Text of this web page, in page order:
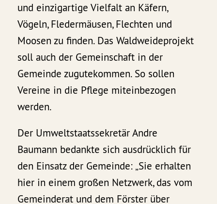
und einzigartige Vielfalt an Käfern,
Vögeln, Fledermäusen, Flechten und
Moosen zu finden. Das Waldweideprojekt
soll auch der Gemeinschaft in der
Gemeinde zugutekommen. So sollen
Vereine in die Pflege miteinbezogen
werden.
Der Umweltstaatssekretär Andre
Baumann bedankte sich ausdrücklich für
den Einsatz der Gemeinde: „Sie erhalten
hier in einem großen Netzwerk, das vom
Gemeinderat und dem Förster über